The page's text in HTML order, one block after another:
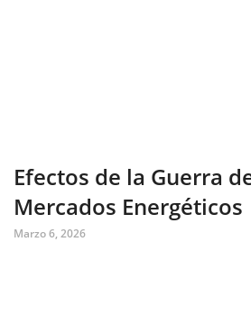
Efectos de la Guerra
Mercados Energéticos
Marzo 6, 2026